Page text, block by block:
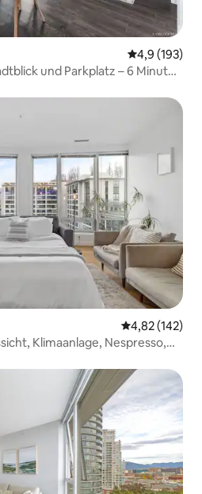
4,9 (193)
und Parkplatz – 6 Minuten
4,82 (142)
Klimaanlage, Nespresso,